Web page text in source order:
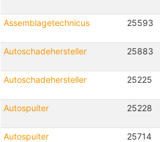
Assemblagetechnicus 25593
Autoschadehersteller 25883
Autoschadehersteller 25225
Autospuiter 25228
Autospuiter 25714